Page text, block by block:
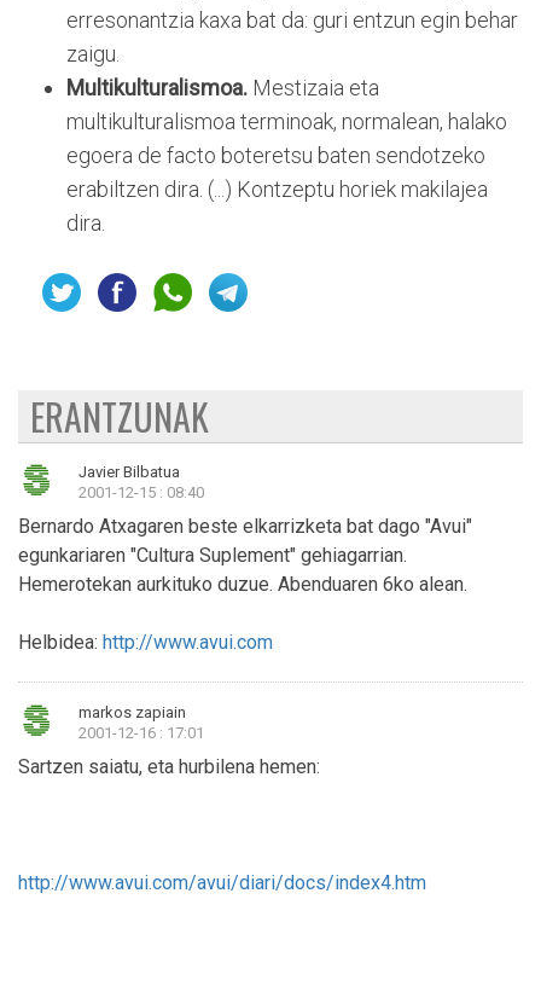
erresonantzia kaxa bat da: guri entzun egin behar
zaigu.
Multikulturalismoa. Mestizaia eta
multikulturalismoa terminoak, normalean, halako
egoera de facto boteretsu baten sendotzeko
erabiltzen dira. (...) Kontzeptu horiek makilajea
dira.
ERANTZUNAK
Javier Bilbatua
2001-12-15 : 08:40
Bernardo Atxagaren beste elkarrizketa bat dago "Avui"
egunkariaren "Cultura Suplement" gehiagarrian.
Hemerotekan aurkituko duzue. Abenduaren 6ko alean.
Helbidea: http://www.avui.com
markos zapiain
2001-12-16 : 17:01
Sartzen saiatu, eta hurbilena hemen:
http://www.avui.com/avui/diari/docs/index4.htm